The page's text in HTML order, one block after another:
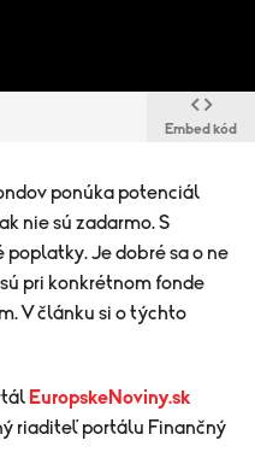
Embed kód
ponúka potenciál
nie sú zadarmo. S
Je dobré sa o ne
pri konkrétnom fonde
V článku si o týchto
EuropskeNoviny.sk
riaditeľ portálu Finančný